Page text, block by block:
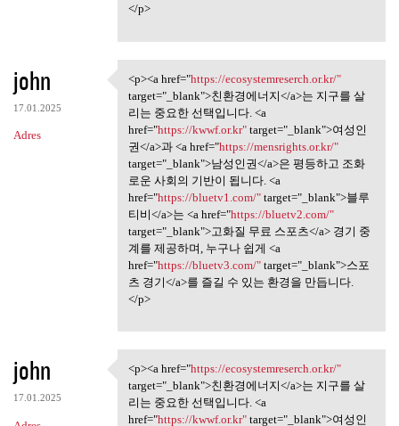
</p>
john
17.01.2025
Adres
<p><a href="https:/
<p><a href="https://ecosystemreserch.or.kr/"
target="_blank">친환경에너지</a>는 지구를 살
리는 중요한 선택입니다. <a
href="https://kwwf.or.kr"target="_blank">여성인
권</a>과 <a href="https://mensrights.or.kr/"
target="_blank">남성인권</a>은 평등하고 조화
로운 사회의 기반이 됩니다. <a
href="https://bluetv1.com/"target="_blank">블루
티비</a>는 <a href="https://bluetv2.com/"
target="_blank">고화질 무료 스포츠</a> 경기 중
계를 제공하며, 누구나 쉽게 <a
href="https://bluetv3.com/"target="_blank">스포
츠 경기</a>를 즐길 수 있는 환경을 만듭니다.
</p>
john
17.01.2025
<p><a href="https:/
<p><a href="https://ecosystemreserch.or.kr/"
target="_blank">친환경에너지</a>는 지구를 살
리는 중요한 선택입니다. <a
href="https://kwwf.or.kr"target="_blank">여성인